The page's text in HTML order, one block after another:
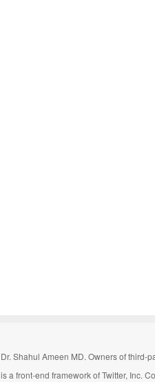
Dr. Shahul Ameen MD. Owners of
is a front-end framework of Twitter, Inc.